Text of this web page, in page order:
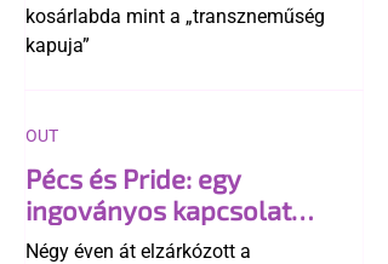
kosárlabda mint a „transzneműség
kapuja”
Pécs és Pride: egy
ingoványos kapcsolat
története
Négy éven át elzárkózott a
OUT